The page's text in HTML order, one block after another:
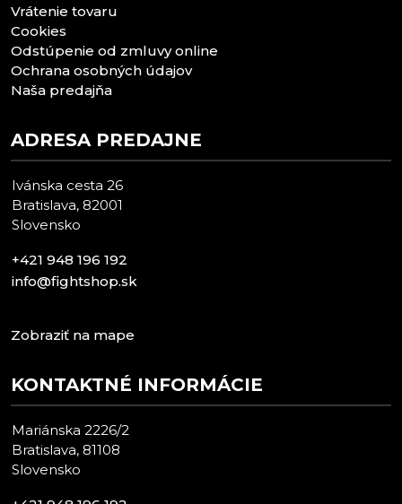
Vrátenie tovaru
Cookies
Odstúpenie od zmluvy online
Ochrana osobných údajov
Naša predajňa
ADRESA PREDAJNE
Ivánska cesta 26
Bratislava, 82001
Slovensko
+421 948 196 192
info@fightshop.sk
Zobraziť na mape
KONTAKTNÉ INFORMÁCIE
Mariánska 2226/2
Bratislava, 81108
Slovensko